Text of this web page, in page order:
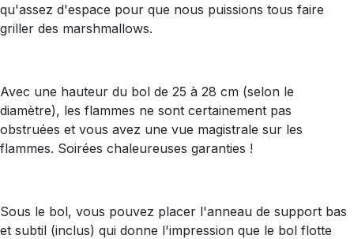
qu'assez d'espace pour que nous puissions tous faire
griller des marshmallows.
Avec une hauteur du bol de 25 à 28 cm (selon le
diamètre), les flammes ne sont certainement pas
obstruées et vous avez une vue magistrale sur les
flammes. Soirées chaleureuses garanties !
Sous le bol, vous pouvez placer l'anneau de support bas
et subtil (inclus) qui donne l'impression que le bol flotte